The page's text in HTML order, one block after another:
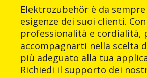
Elektrozubehör è da
esigenze dei suoi clienti. Con
professionalità e cordialità,
accompagnarti nella scelta
più adeguato alla tua
Richiedi il supporto dei